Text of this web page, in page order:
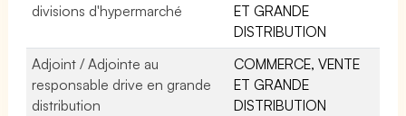
divisions d'hypermarché
ET GRANDE
DISTRIBUTION
Adjoint / Adjointe au
responsable drive en grande
distribution
COMMERCE, VENTE
ET GRANDE
DISTRIBUTION